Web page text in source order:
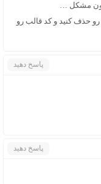
مشکل …
رو حذف کنید و کد قالب رو
پاسخ دهید
پاسخ دهید